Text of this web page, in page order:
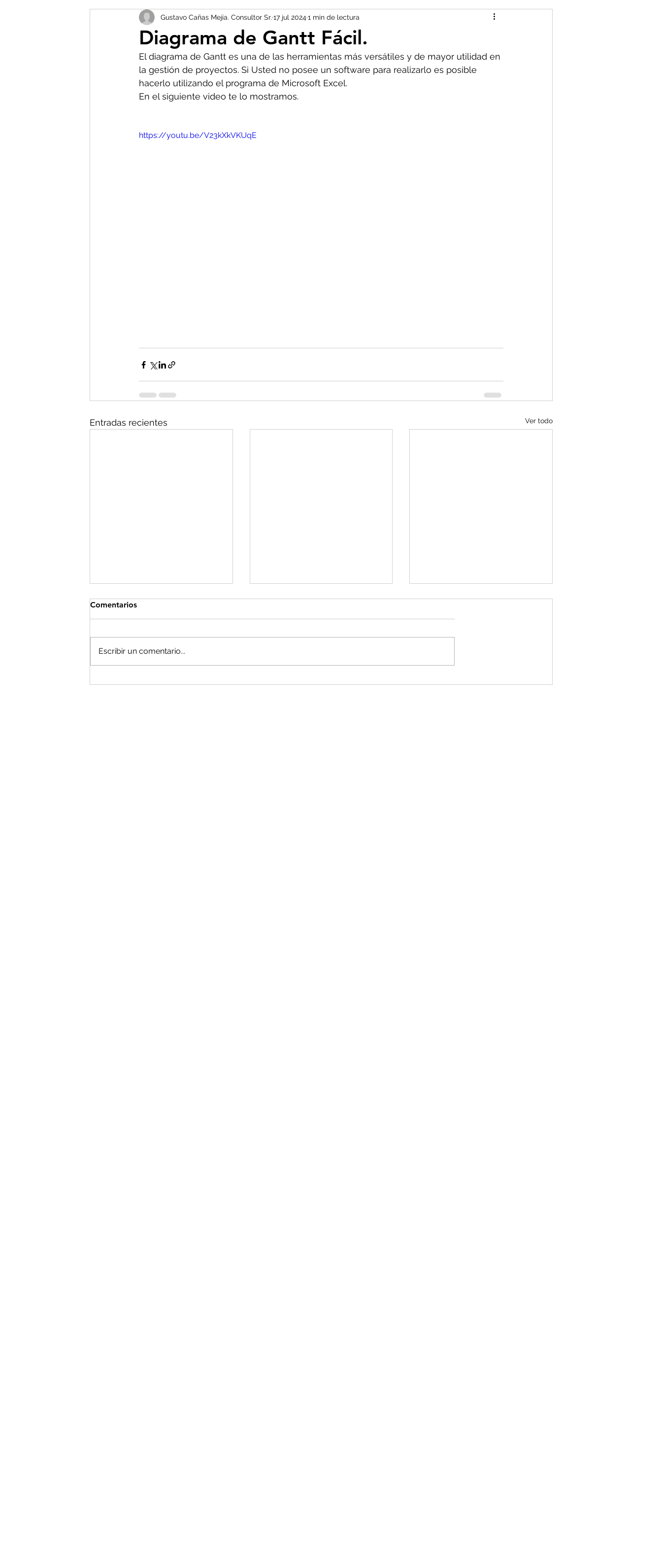
Diagrama de Gantt Fácil.
Gustavo Cañas Mejía. Consultor Sr. 17 jul 20241 min de lectura
El diagrama de Gantt es una de las herramientas más versátiles y de mayor utilidad en
la gestión de proyectos. Si Usted no posee un software para realizarlo es posible
hacerlo utilizando el programa de Microsoft Excel.
En el siguiente video te lo mostramos.
https://youtu.be/V23kXkVKUqE
Entradas recientes Ver todo
Comentarios
Escribir un comentario...